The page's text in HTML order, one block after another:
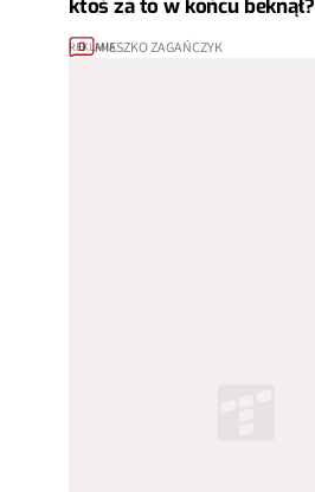
ktoś za to w końcu beknął?
0 MIESZKO ZAGAŃCZYK